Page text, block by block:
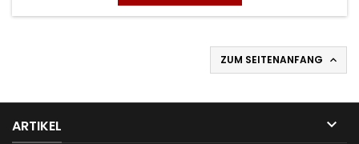
ZUM SEITENANFANG 
ARTIKEL 